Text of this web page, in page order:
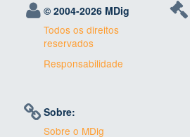
© 2004-2026 MDig
Todos os direitos
reservados
Responsabilidade
Sobre:
Sobre o MDig